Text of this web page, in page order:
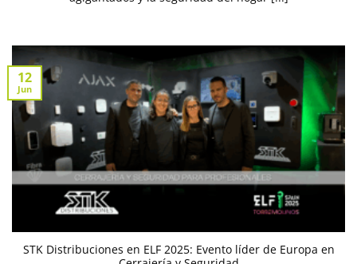
STK Distribuciones en ELF 2025: Evento líder de Europa en
12
Jun